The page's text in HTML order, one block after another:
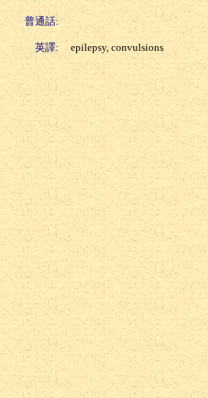
普通話:
英譯: epilepsy, convulsions